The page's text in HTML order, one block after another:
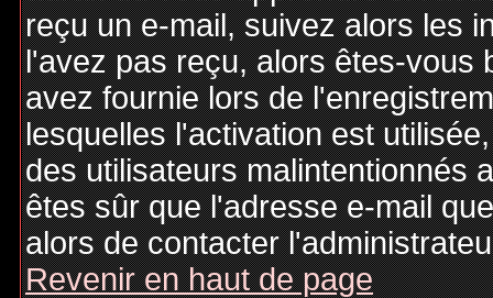
reçu un e-mail, suivez alors les
l'avez pas reçu, alors êtes-vous
avez fournie lors de
lesquelles l'activation est
des utilisateurs malintentionnés
êtes sûr que l'adresse e-mail
alors de contacter
Revenir en haut de page